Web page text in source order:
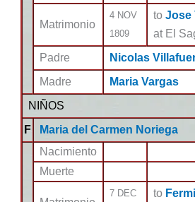
Matrimonio
4 NOV
1809
to Jose
at El
Padre
Nicolas
Madre
Maria Vargas
NIÑOS
F
Maria del Carmen Noriega
Nacimiento
Muerte
7 DEC
to